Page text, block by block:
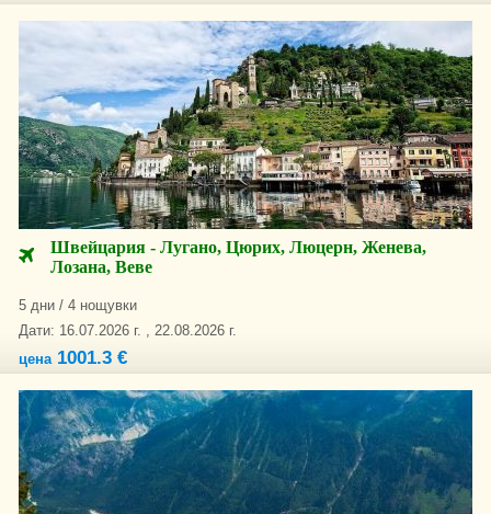
Швейцария - Лугано, Цюрих, Люцерн, Женева,
Лозана, Веве
5 дни / 4 нощувки
Дати: 16.07.2026 г. , 22.08.2026 г.
цена1001.3 €